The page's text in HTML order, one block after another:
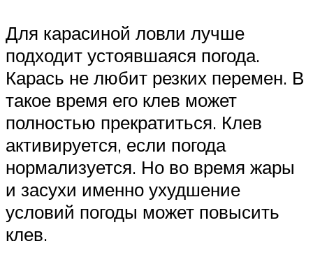
Для карасиной ловли лучше
подходит устоявшаяся погода.
Карась не любит резких перемен. В
такое время его клев может
полностью прекратиться. Клев
активируется, если погода
нормализуется. Но во время жары
и засухи именно ухудшение
условий погоды может повысить
клев.